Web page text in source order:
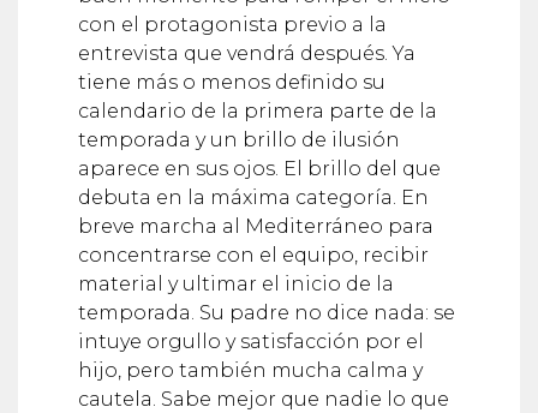
con el protagonista previo a la
entrevista que vendrá después. Ya
tiene más o menos definido su
calendario de la primera parte de la
temporada y un brillo de ilusión
aparece en sus ojos. El brillo del que
debuta en la máxima categoría. En
breve marcha al Mediterráneo para
concentrarse con el equipo, recibir
material y ultimar el inicio de la
temporada. Su padre no dice nada: se
intuye orgullo y satisfacción por el
hijo, pero también mucha calma y
cautela. Sabe mejor que nadie lo que